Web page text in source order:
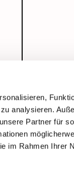
analysieren.
Partner für
im Rahmen Ihrer